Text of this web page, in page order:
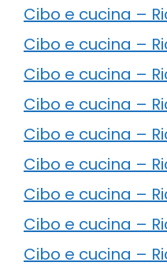
Cibo e cucina –
Cibo e cucina –
Cibo e cucina –
Cibo e cucina –
Cibo e cucina –
Cibo e cucina –
Cibo e cucina –
Cibo e cucina –
Cibo e cucina –